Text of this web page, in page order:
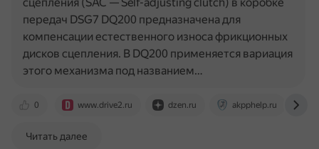
0 www.drive2.ru dzen.ru akpphelp.ru
передач DSG7 DQ200 предназначена для
компенсации естественного износа фрикционных
дисков сцепления. В DQ200 применяется вариация
этого механизма под названием…
Читать далее